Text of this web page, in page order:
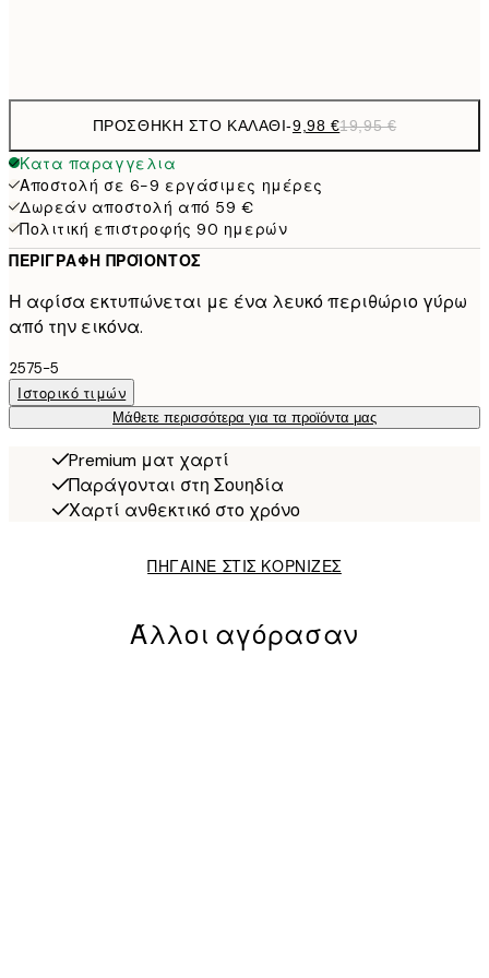
ΠΡΟΣΘΉΚΗ ΣΤΟ ΚΑΛΆΘΙ-9,98 €19,95 €
Κατα παραγγελια
Αποστολή σε 6-9 εργάσιμες ημέρες
Δωρεάν αποστολή από 59 €
Πολιτική επιστροφής 90 ημερών
ΠΕΡΙΓΡΑΦΉ ΠΡΟΪΌΝΤΟΣ
Η αφίσα εκτυπώνεται με ένα λευκό περιθώριο γύρω
από την εικόνα.
2575-5
Ιστορικό τιμών
Μάθετε περισσότερα για τα προϊόντα μας
Premium ματ χαρτί
Παράγονται στη Σουηδία
Χαρτί ανθεκτικό στο χρόνο
ΠΗΓΑΙΝΕ ΣΤΙΣ ΚΟΡΝΙΖΕΣ
Άλλοι αγόρασαν